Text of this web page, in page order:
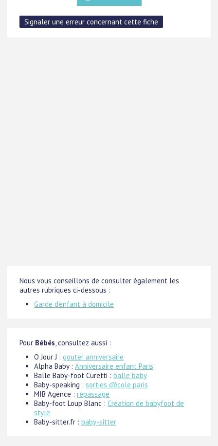
Nous vous conseillons de consulter également les
autres rubriques ci-dessous :
Garde d'enfant à domicile
Pour Bébés, consultez aussi :
O Jour J : gouter anniversaire
Alpha Baby : Anniversaire enfant Paris
Balle Baby-foot Curetti : balle baby
Baby-speaking : sorties d'école paris
MIB Agence : repassage
Baby-foot Loup Blanc : Création de babyfoot de
style
Baby-sitter.fr : baby-sitter